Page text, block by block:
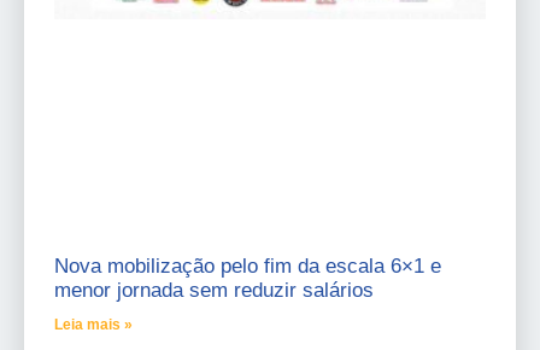
Nova mobilização pelo fim da escala 6×1 e
menor jornada sem reduzir salários
Leia mais »